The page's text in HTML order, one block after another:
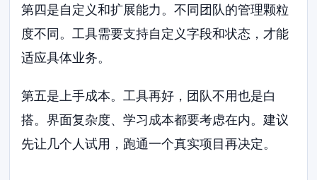
第四是自定义和扩展能力。不同团队的管理颗粒
度不同。工具需要支持自定义字段和状态，才能
适应具体业务。
第五是上手成本。工具再好，团队不用也是白
搭。界面复杂度、学习成本都要考虑在内。建议
先让几个人试用，跑通一个真实项目再决定。